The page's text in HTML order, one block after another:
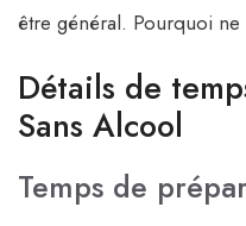
être général. Pourquoi
Détails de
Sans Alcool
Temps de